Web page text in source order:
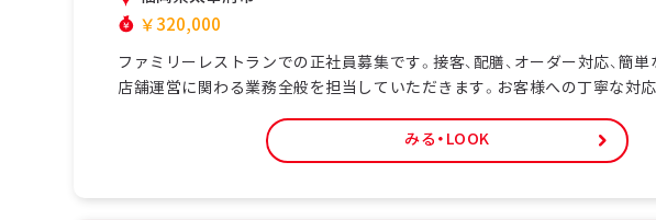
￥320,000
ファミリーレストランでの正社員募集です。接客、配膳、オーダー対応、簡単
店舗運営に関わる業務全般を担当していただきます。お客様への丁寧な対
く在籍し、安心して働ける環境です。未経験の方でも研修制度があり、日本
基礎から学べます。正社員として安定した雇用形態で、長期的なキャリア形
みる・LOOK